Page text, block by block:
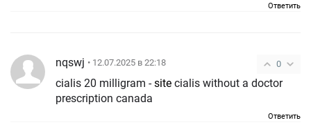
Ответить
0
nqswj • 12.07.2025 в 22:18
cialis 20 milligram -site cialis without a doctor
prescription canada
Ответить